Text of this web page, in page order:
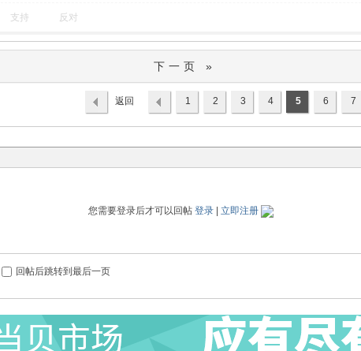
支持 反对
下一页 »
1 2 3 4 5 6 7
返回
您需要登录后才可以回帖 登录 立即注册
回帖后跳转到最后一页